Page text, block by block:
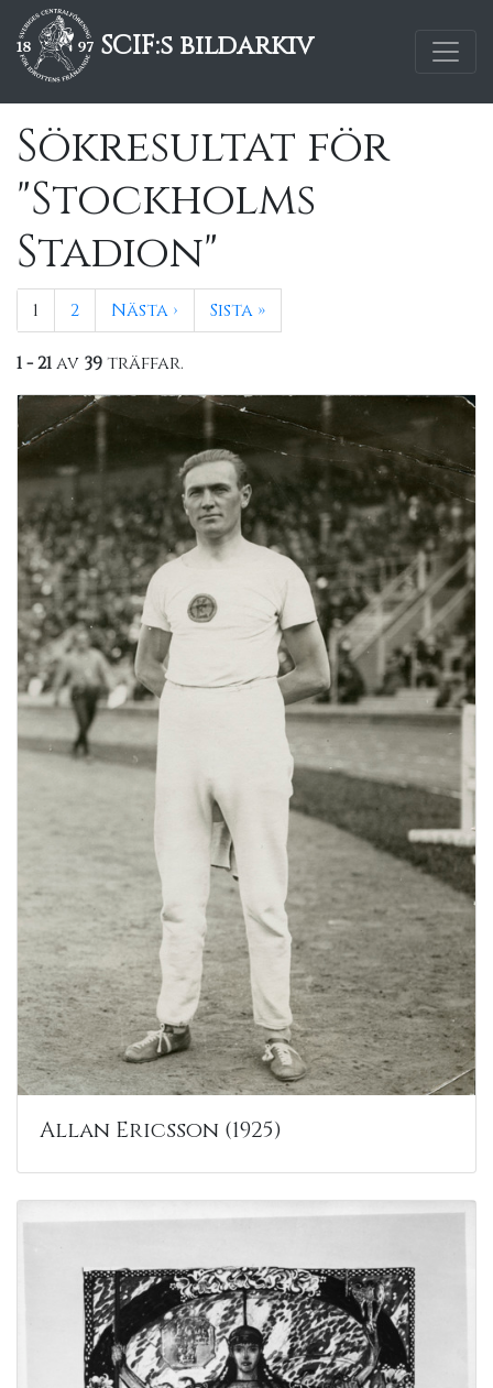
SCIF:s bildarkiv
Sökresultat för
"Stockholms
Stadion"
1 2 Nästa › Sista »
1 - 21av 39träffar.
Allan Ericsson (1925)